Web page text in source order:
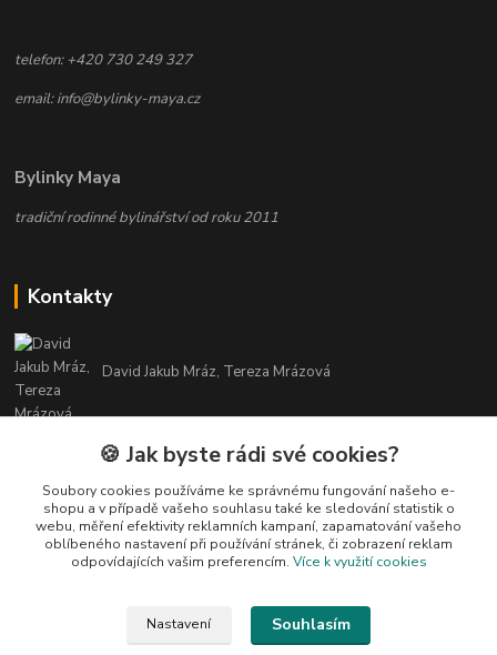
telefon: +420 730 249 327
email: info@bylinky-maya.cz
Bylinky Maya
tradiční rodinné bylinářství od roku 2011
Kontakty
David Jakub Mráz, Tereza Mrázová
info@bylinky-maya.cz
🍪 Jak byste rádi své cookies?
Soubory cookies používáme ke správnému fungování našeho e-
shopu a v případě vašeho souhlasu také ke sledování statistik o
webu, měření efektivity reklamních kampaní, zapamatování vašeho
oblíbeného nastavení při používání stránek, či zobrazení reklam
odpovídajících vašim preferencím. Více k využití cookies
Nastavení Souhlasím